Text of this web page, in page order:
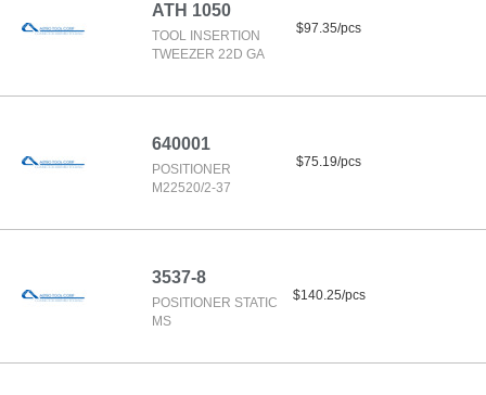
ATH 1050
TOOL INSERTION
TWEEZER 22D GA
$97.35/pcs
640001
POSITIONER
M22520/2-37
$75.19/pcs
3537-8
POSITIONER STATIC
MS
$140.25/pcs